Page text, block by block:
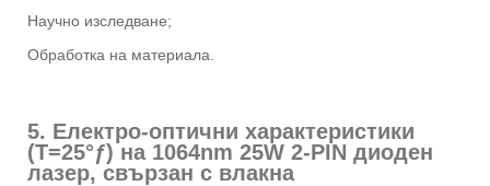
Научно изследване;
Обработка на материала.
5. Електро-оптични характеристики
(T=25°ƒ) на 1064nm 25W 2-PIN диоден
лазер, свързан с влакна